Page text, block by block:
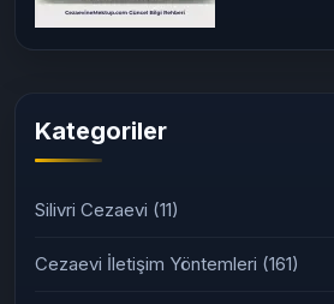
Kategoriler
Silivri Cezaevi (11)
Cezaevi İletişim Yöntemleri (161)